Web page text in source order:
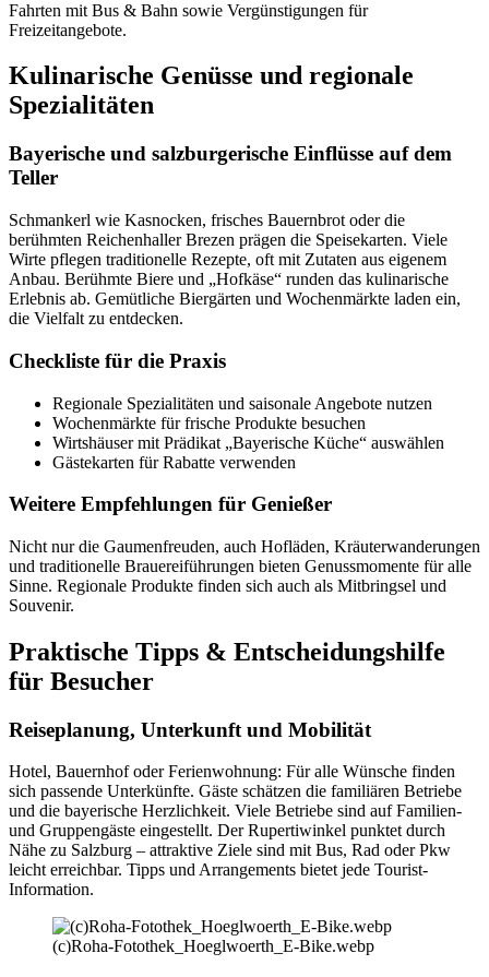
Fahrten mit Bus & Bahn sowie Vergünstigungen für
Freizeitangebote.
Kulinarische Genüsse und regionale
Spezialitäten
Bayerische und salzburgerische Einflüsse auf dem
Teller
Schmankerl wie Kasnocken, frisches Bauernbrot oder die
berühmten Reichenhaller Brezen prägen die Speisekarten. Viele
Wirte pflegen traditionelle Rezepte, oft mit Zutaten aus eigenem
Anbau. Berühmte Biere und „Hofkäse“ runden das kulinarische
Erlebnis ab. Gemütliche Biergärten und Wochenmärkte laden ein,
die Vielfalt zu entdecken.
Checkliste für die Praxis
Regionale Spezialitäten und saisonale Angebote nutzen
Wochenmärkte für frische Produkte besuchen
Wirtshäuser mit Prädikat „Bayerische Küche“ auswählen
Gästekarten für Rabatte verwenden
Weitere Empfehlungen für Genießer
Nicht nur die Gaumenfreuden, auch Hofläden, Kräuterwanderungen
und traditionelle Brauereiführungen bieten Genussmomente für alle
Sinne. Regionale Produkte finden sich auch als Mitbringsel und
Souvenir.
Praktische Tipps & Entscheidungshilfe
für Besucher
Reiseplanung, Unterkunft und Mobilität
Hotel, Bauernhof oder Ferienwohnung: Für alle Wünsche finden
sich passende Unterkünfte. Gäste schätzen die familiären Betriebe
und die bayerische Herzlichkeit. Viele Betriebe sind auf Familien-
und Gruppengäste eingestellt. Der Rupertiwinkel punktet durch
Nähe zu Salzburg – attraktive Ziele sind mit Bus, Rad oder Pkw
leicht erreichbar. Tipps und Arrangements bietet jede Tourist-
Information.
(c)Roha-Fotothek_Hoeglwoerth_E-Bike.webp